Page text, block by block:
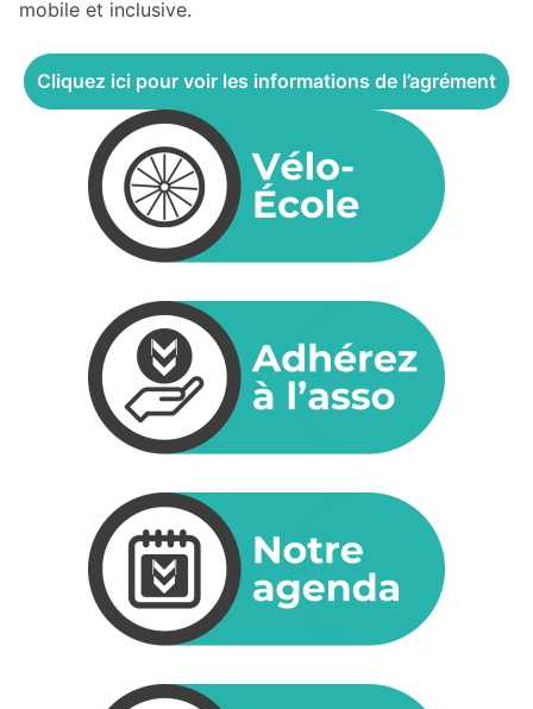
mobile et inclusive.
Cliquez ici pour voir les informations de l’agrément